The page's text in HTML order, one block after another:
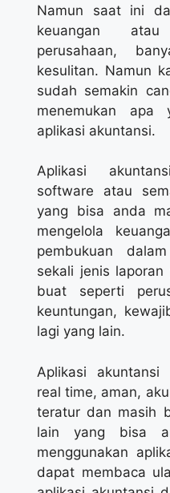
Namun saat ini
keuangan
perusahaan,
kesulitan. Namun
sudah semakin
menemukan apa
aplikasi akuntansi.
Aplikasi
software atau
yang bisa anda
mengelola
pembukuan
sekali jenis
buat seperti
keuntungan,
lagi yang lain.
Aplikasi
real time, aman,
teratur dan masih
lain yang bisa
menggunakan
dapat membaca